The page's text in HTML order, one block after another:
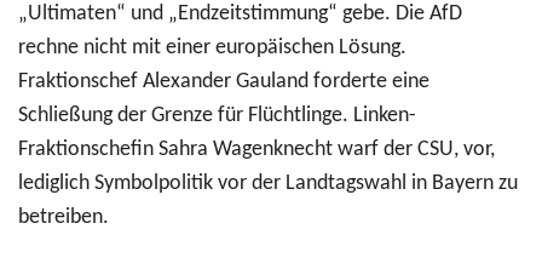
„Ultimaten“ und „Endzeitstimmung“ gebe. Die AfD
rechne nicht mit einer europäischen Lösung.
Fraktionschef Alexander Gauland forderte eine
Schließung der Grenze für Flüchtlinge. Linken-
Fraktionschefin Sahra Wagenknecht warf der CSU, vor,
lediglich Symbolpolitik vor der Landtagswahl in Bayern zu
betreiben.